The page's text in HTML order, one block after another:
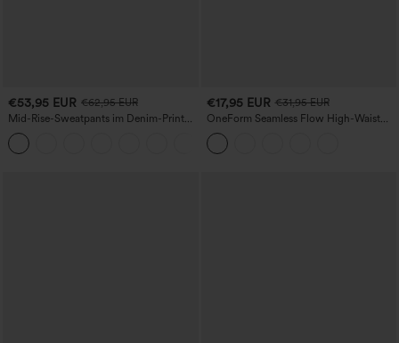
€53,95 EUR €62,95 EUR
Mid-Rise-Sweatpants im Denim-Print
aus French Terry, lässig, mit Taschen
€17,95 EUR €31,95 EUR
OneForm Seamless Flow High-Waist
Yogaleggings – nahtlos, mit hoher
Taille, bauchformend und mit
Hebeeffekt für den Po